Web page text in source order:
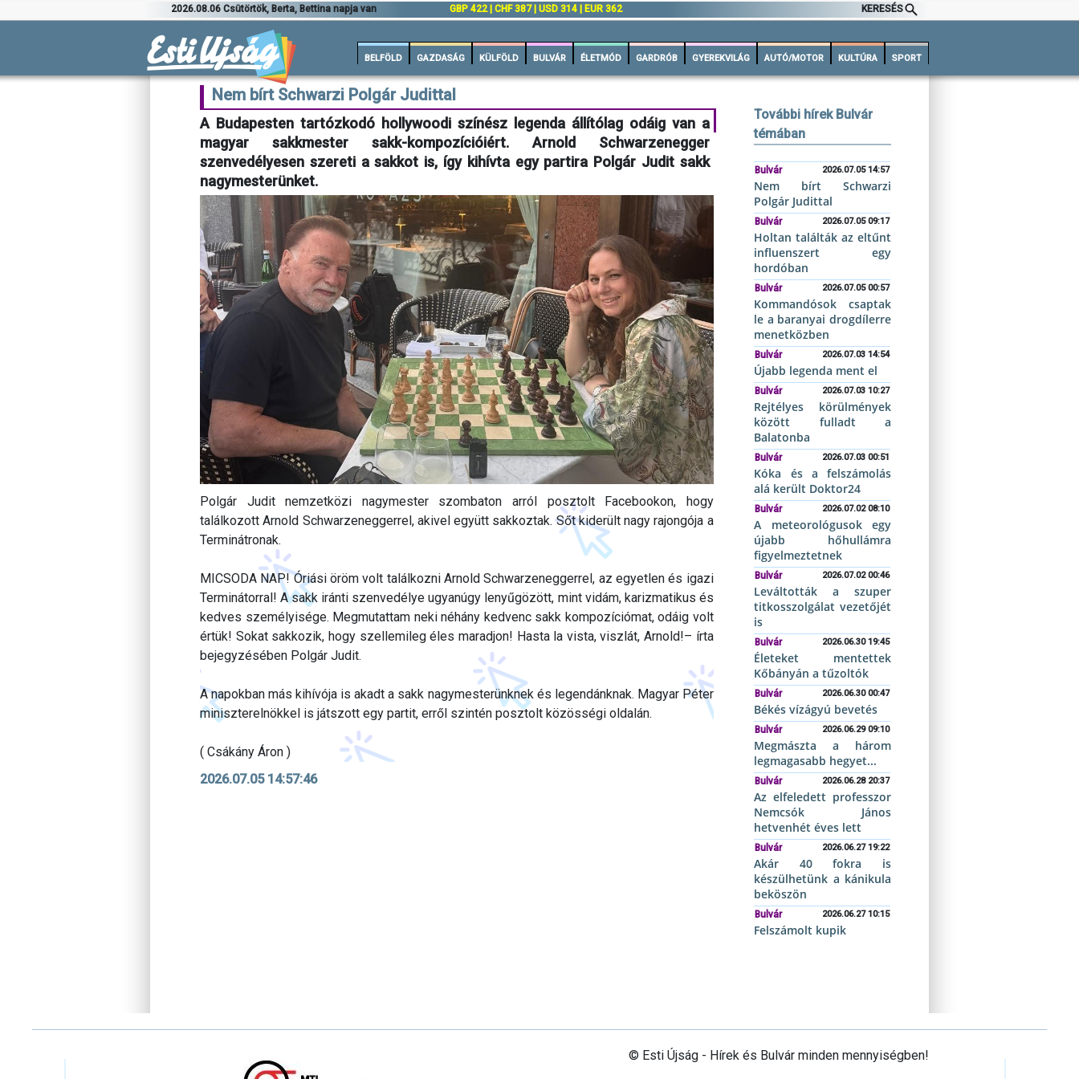
2026.08.06 Csütörtök, Berta, Bettina napja van GBP 422 | CHF 387 | USD 314 | EUR 362 KERESÉS
BELFÖLD GAZDASÁG KÜLFÖLD BULVÁR ÉLETMÓD GARDRÓB GYEREKVILÁG AUTÓ/MOTOR KULTÚRA SPORT
Nem bírt Schwarzi Polgár Judittal
A Budapesten tartózkodó hollywoodi színész legenda állítólag odáig van a
magyar sakkmester sakk-kompozícióiért. Arnold Schwarzenegger
szenvedélyesen szereti a sakkot is, így kihívta egy partira Polgár Judit sakk
nagymesterünket.
Polgár Judit nemzetközi nagymester szombaton arról posztolt Facebookon, hogy
találkozott Arnold Schwarzeneggerrel, akivel együtt sakkoztak. Sőt kiderült nagy rajongója a
Terminátronak.
MICSODA NAP! Óriási öröm volt találkozni Arnold Schwarzeneggerrel, az egyetlen és igazi
Terminátorral! A sakk iránti szenvedélye ugyanúgy lenyűgözött, mint vidám, karizmatikus és
kedves személyisége. Megmutattam neki néhány kedvenc sakk kompozíciómat, odáig volt
értük! Sokat sakkozik, hogy szellemileg éles maradjon! Hasta la vista, viszlát, Arnold!– írta
bejegyzésében Polgár Judit.
A napokban más kihívója is akadt a sakk nagymesterünknek és legendánknak. Magyar Péter
miniszterelnökkel is játszott egy partit, erről szintén posztolt közösségi oldalán.
( Csákány Áron )
2026.07.05 14:57:46
További hírek Bulvár
témában
Bulvár 2026.07.05 14:57
Nem bírt Schwarzi
Polgár Judittal
Bulvár 2026.07.05 09:17
Holtan találták az eltűnt
influenszert egy
hordóban
Bulvár 2026.07.05 00:57
Kommandósok csaptak
le a baranyai drogdílerre
menetközben
Bulvár 2026.07.03 14:54
Újabb legenda ment el
Bulvár 2026.07.03 10:27
Rejtélyes körülmények
között fulladt a
Balatonba
Bulvár 2026.07.03 00:51
Kóka és a felszámolás
alá került Doktor24
Bulvár 2026.07.02 08:10
A meteorológusok egy
újabb hőhullámra
figyelmeztetnek
Bulvár 2026.07.02 00:46
Leváltották a szuper
titkosszolgálat vezetőjét
is
Bulvár 2026.06.30 19:45
Életeket mentettek
Kőbányán a tűzoltók
Bulvár 2026.06.30 00:47
Békés vízágyú bevetés
Bulvár 2026.06.29 09:10
Megmászta a három
legmagasabb hegyet...
Bulvár 2026.06.28 20:37
Az elfeledett professzor
Nemcsók János
hetvenhét éves lett
Bulvár 2026.06.27 19:22
Akár 40 fokra is
készülhetünk a kánikula
beköszön
Bulvár 2026.06.27 10:15
Felszámolt kupik
© Esti Újság - Hírek és Bulvár minden mennyiségben!